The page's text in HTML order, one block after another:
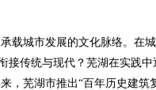
城市发展的文化脉络。在城
接传统与现代？芜湖在实践中
，芜湖市推出“百年历史建筑